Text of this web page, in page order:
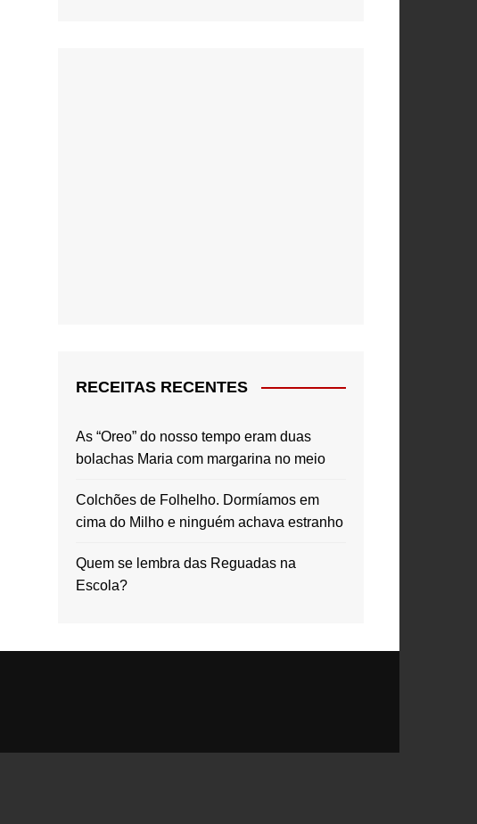
RECEITAS RECENTES
As “Oreo” do nosso tempo eram duas
bolachas Maria com margarina no meio
Colchões de Folhelho. Dormíamos em
cima do Milho e ninguém achava estranho
Quem se lembra das Reguadas na
Escola?